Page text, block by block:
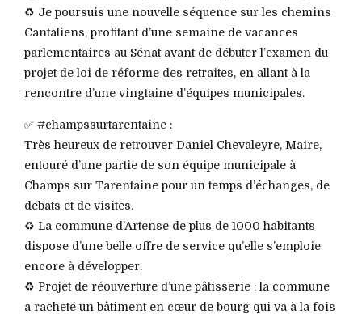
♻️ Je poursuis une nouvelle séquence sur les chemins
Cantaliens, profitant d’une semaine de vacances
parlementaires au Sénat avant de débuter l’examen du
projet de loi de réforme des retraites, en allant à la
rencontre d’une vingtaine d’équipes municipales.
✅ #champssurtarentaine :
Très heureux de retrouver Daniel Chevaleyre, Maire,
entouré d’une partie de son équipe municipale à
Champs sur Tarentaine pour un temps d’échanges, de
débats et de visites.
♻️ La commune d’Artense de plus de 1000 habitants
dispose d’une belle offre de service qu’elle s’emploie
encore à développer.
♻️ Projet de réouverture d’une pâtisserie : la commune
a racheté un bâtiment en cœur de bourg qui va à la fois